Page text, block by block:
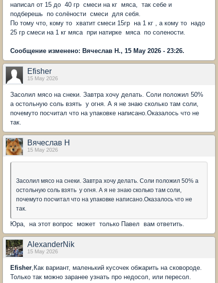
написал от 15 до 40 гр смеси на кг мяса, так себе и
подберешь по солёности смеси для себя.
По тому что, кому то хватит смеси 15гр на 1 кг , а кому то надо
25 гр смеси на 1 кг мяса при натирке мяса по солености.
Сообщение изменено: Вячеслав Н., 15 May 2026 - 23:26.
Efisher
15 May 2026
Засолил мясо на снеки. Завтра хочу делать. Соли положил 50%
а остольную соль взять у огня. А я не знаю сколько там соли,
почемуто посчитал что на упаковке написано.Оказалось что не
так.
Вячеслав Н
15 May 2026
Засолил мясо на снеки. Завтра хочу делать. Соли положил 50% а
остольную соль взять у огня. А я не знаю сколько там соли,
почемуто посчитал что на упаковке написано.Оказалось что не
так.
Юра, на этот вопрос может только Павел вам ответить.
AlexanderNik
15 May 2026
Efisher ,Как вариант, маленький кусочек обжарить на сковороде.
Только так можно заранее узнать про недосол, или пересол.